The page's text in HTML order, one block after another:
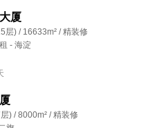
厦
层) / 16633m² / 精装修
- 海淀
) / 8000m² / 精装修